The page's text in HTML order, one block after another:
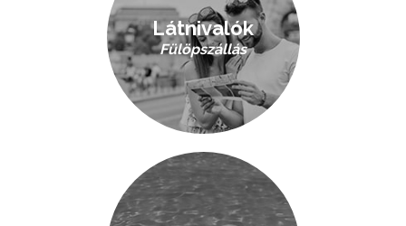
Látnivalók
Fülöpszállás